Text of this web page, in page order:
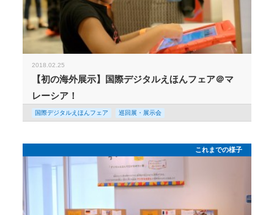
2018.02.25
【初の海外展示】国際デジタルえほんフェア＠マ
レーシア！
国際デジタルえほんフェア 巡回展・展示会
これまでの様子